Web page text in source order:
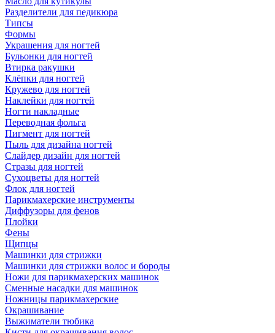
Разделители для педикюра
Типсы
Формы
Украшения для ногтей
Бульонки для ногтей
Втирка ракушки
Клёпки для ногтей
Кружево для ногтей
Наклейки для ногтей
Ногти накладные
Переводная фольга
Пигмент для ногтей
Пыль для дизайна ногтей
Слайдер дизайн для ногтей
Стразы для ногтей
Сухоцветы для ногтей
Флок для ногтей
Парикмахерские инструменты
Диффузоры для фенов
Плойки
Фены
Щипцы
Машинки для стрижки
Машинки для стрижки волос и бороды
Ножи для парикмахерских машинок
Сменные насадки для машинок
Ножницы парикмахерские
Окрашивание
Выжиматели тюбика